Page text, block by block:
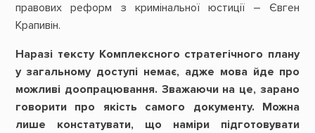
правових реформ з кримінальної юстиції – Євген
Крапивін.
Наразі тексту Комплексного стратегічного плану
у загальному доступі немає, адже мова йде про
можливі доопрацювання. Зважаючи на це, зарано
говорити про якість самого документу. Можна
лише констатувати, що наміри підготовувати